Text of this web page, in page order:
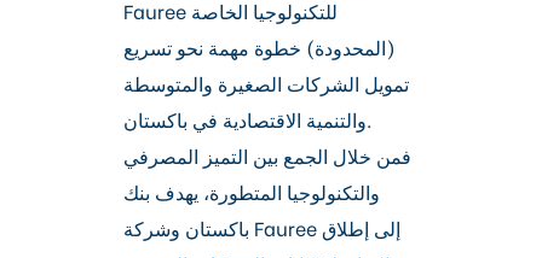
Fauree للتكنولوجيا الخاصة
(المحدودة) خطوة مهمة نحو تسريع
تمويل الشركات الصغيرة والمتوسطة
والتنمية الاقتصادية في باكستان.
فمن خلال الجمع بين التميز المصرفي
والتكنولوجيا المتطورة، يهدف بنك
باكستان وشركة Fauree إلى إطلاق